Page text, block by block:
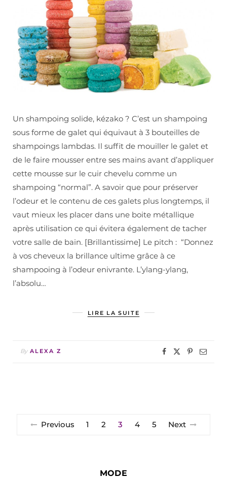
Un shampoing solide, kézako ? C’est un shampoing
sous forme de galet qui équivaut à 3 bouteilles de
shampoings lambdas. Il suffit de mouiller le galet et
de le faire mousser entre ses mains avant d’appliquer
cette mousse sur le cuir chevelu comme un
shampoing “normal”. A savoir que pour préserver
l’odeur et le contenu de ces galets plus longtemps, il
vaut mieux les placer dans une boite métallique
après utilisation ce qui évitera également de tacher
votre salle de bain. [Brillantissime] Le pitch : “Donnez
à vos cheveux la brillance ultime grâce à ce
shampooing à l’odeur enivrante. L’ylang-ylang,
l’absolu…
LIRE LA SUITE
By ALEXA Z
Previous 1 2 3 4 5 Next
MODE